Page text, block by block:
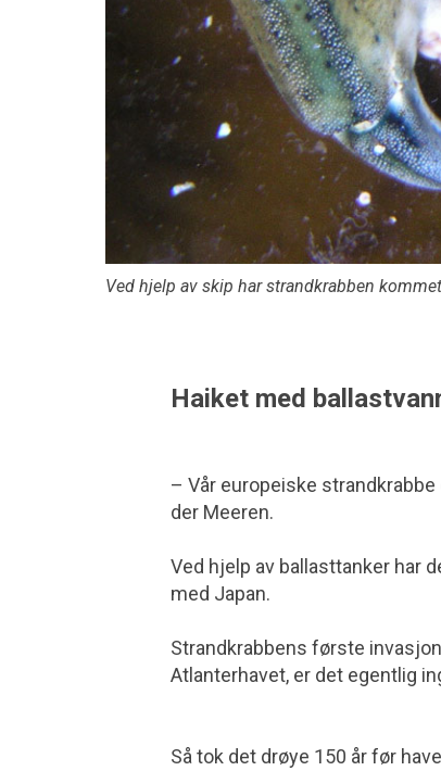
Ved hjelp av skip har strandkrabben
Haiket med
– Vår europeiske
der Meeren.
Ved hjelp av ballasttanker har
med Japan.
Strandkrabbens første
Atlanterhavet, er det egentlig
Så tok det drøye 150 år før